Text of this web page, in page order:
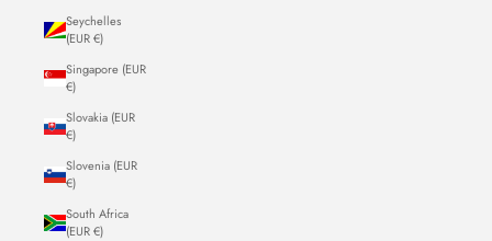
Seychelles
(EUR €)
Singapore (EUR
€)
Slovakia (EUR
€)
Slovenia (EUR
€)
South Africa
(EUR €)